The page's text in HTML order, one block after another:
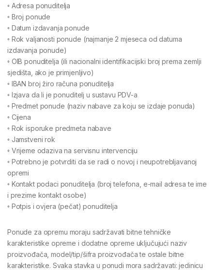
◦ Adresa ponuditelja
◦ Broj ponude
◦ Datum izdavanja ponude
◦ Rok valjanosti ponude (najmanje 2 mjeseca od datuma
izdavanja ponude)
◦ OIB ponuditelja (ili nacionalni identifikacijski broj prema zemlji
sjedišta, ako je primjenljivo)
◦ IBAN broj žiro računa ponuditelja
◦ Izjava da li je ponuditelj u sustavu PDV-a
◦ Predmet ponude (naziv nabave za koju se izdaje ponuda)
◦ Cijena
◦ Rok isporuke predmeta nabave
◦ Jamstveni rok
◦ Vrijeme odaziva na servisnu intervenciju
◦ Potrebno je potvrditi da se radi o novoj i neupotrebljavanoj
opremi
◦ Kontakt podaci ponuditelja (broj telefona, e-mail adresa te ime
i prezime kontakt osobe)
◦ Potpis i ovjera (pečat) ponuditelja
Ponude za opremu moraju sadržavati bitne tehničke
karakteristike opreme i dodatne opreme uključujući naziv
proizvođača, model/tip/šifra proizvođača te ostale bitne
karakteristike. Svaka stavka u ponudi mora sadržavati: jedinicu